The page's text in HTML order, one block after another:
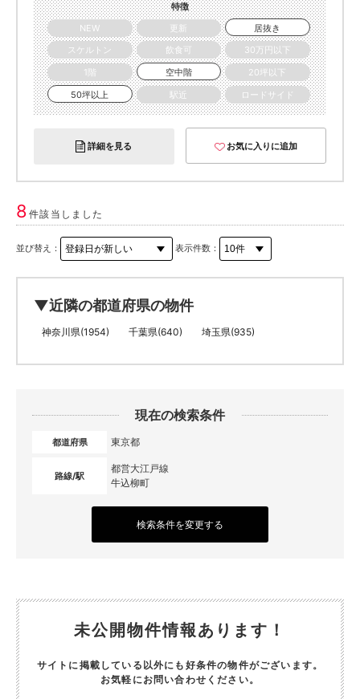
特徴
NEW
更新
居抜き
スケルトン
飲食可
30万円以下
1階
空中階
20坪以下
50坪以上
駅近 ロードサイド
詳細を見る お気に入りに追加
8件該当しました
並び替え： 表示件数：
▼近隣の都道府県の物件
神奈川県(1954) 千葉県(640) 埼玉県(935)
現在の検索条件
都道府県 東京都
路線/駅
都営大江戸線
牛込柳町
検索条件を変更する
未公開物件情報あります！
サイトに掲載している以外にも好条件の物件がございます。
お気軽にお問い合わせください。